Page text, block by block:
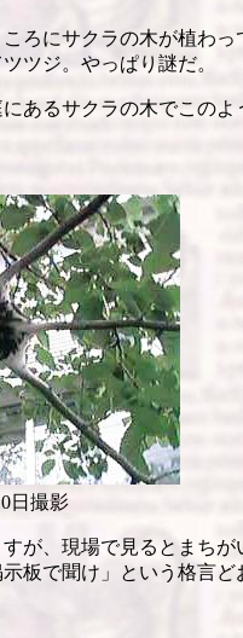
ろにサクラの木が植わっ
ツジ。やっぱり謎だ。
あるサクラの木でこのよ
日撮影
が、現場で見るとまちが
板で聞け」という格言ど